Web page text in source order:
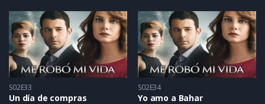
S02E33
Un día de compras
S02E34
Yo amo a Bahar